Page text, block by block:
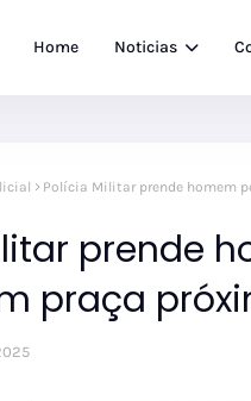
Home Noticias
Polícia Militar prende homem
prende
praça